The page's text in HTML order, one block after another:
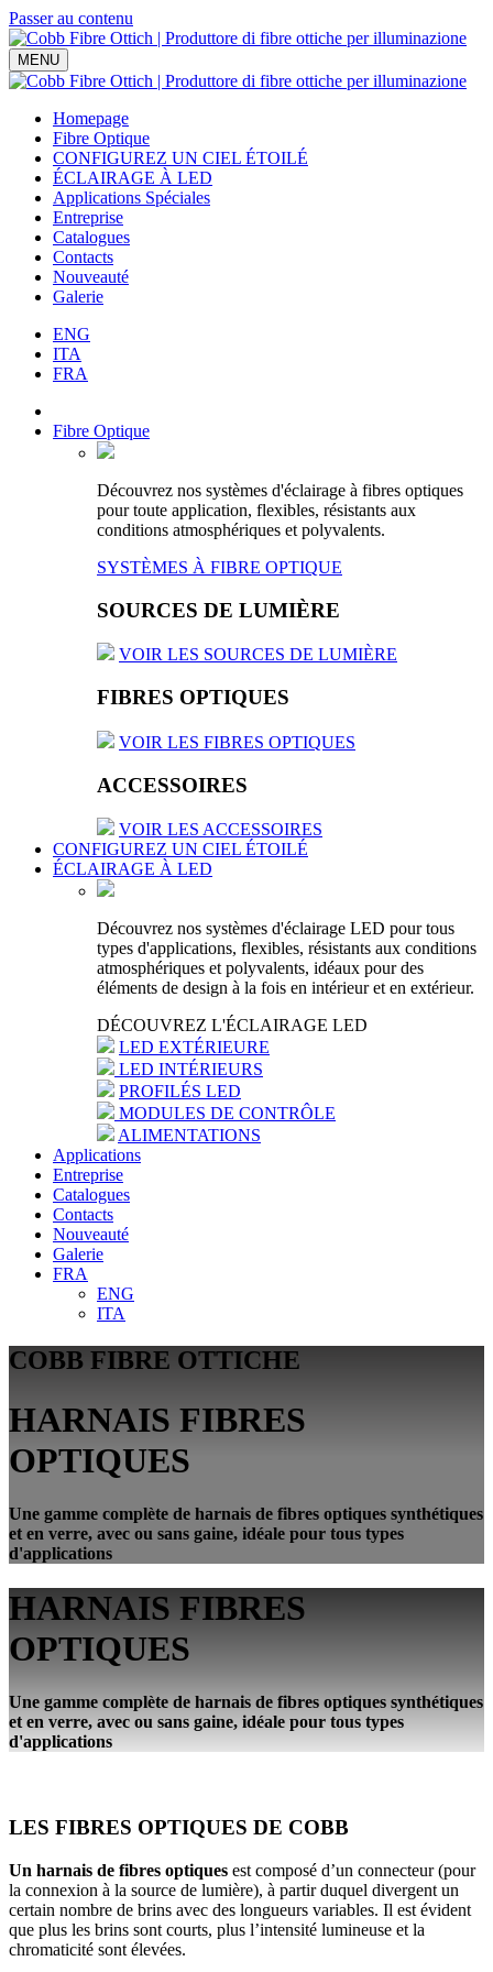
Passer au contenu
Navigation
principale
MENU
Homepage
Fibre Optique
CONFIGUREZ UN CIEL ÉTOILÉ
ÉCLAIRAGE À LED
Applications Spéciales
Entreprise
Catalogues
Contacts
Nouveauté
Galerie
ENG
ITA
FRA
Fibre Optique
Découvrez nos systèmes d'éclairage à fibres optiques
pour toute application, flexibles, résistants aux
conditions atmosphériques et polyvalents.
SYSTÈMES À FIBRE OPTIQUE
SOURCES DE LUMIÈRE
VOIR LES SOURCES DE LUMIÈRE
FIBRES OPTIQUES
VOIR LES FIBRES OPTIQUES
ACCESSOIRES
VOIR LES ACCESSOIRES
CONFIGUREZ UN CIEL ÉTOILÉ
ÉCLAIRAGE À LED
Découvrez nos systèmes d'éclairage LED pour tous
types d'applications, flexibles, résistants aux conditions
atmosphériques et polyvalents, idéaux pour des
éléments de design à la fois en intérieur et en extérieur.
DÉCOUVREZ L'ÉCLAIRAGE LED
LED EXTÉRIEURE
LED INTÉRIEURS
PROFILÉS LED
MODULES DE CONTRÔLE
ALIMENTATIONS
Applications
Entreprise
Catalogues
Contacts
Nouveauté
Galerie
FRA
ENG
ITA
COBB FIBRE OTTICHE
HARNAIS FIBRES
OPTIQUES
Une gamme complète de harnais de fibres optiques synthétiques
et en verre, avec ou sans gaine, idéale pour tous types
d'applications
HARNAIS FIBRES
OPTIQUES
Une gamme complète de harnais de fibres optiques synthétiques
et en verre, avec ou sans gaine, idéale pour tous types
d'applications
LES FIBRES OPTIQUES DE COBB
Un harnais de fibres optiques est composé d’un connecteur (pour
la connexion à la source de lumière), à partir duquel divergent un
certain nombre de brins avec des longueurs variables. Il est évident
que plus les brins sont courts, plus l’intensité lumineuse et la
chromaticité sont élevées.